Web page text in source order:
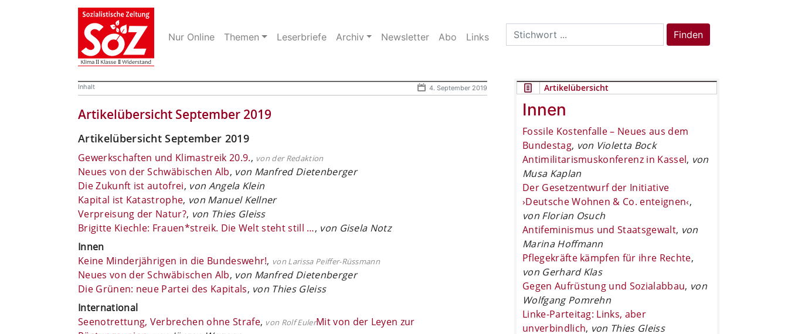
Nur Online Themen Leserbriefe Archiv Newsletter Abo Links
Search
for:
Finden
Inhalt 4. September 2019
Artikelübersicht September 2019
Artikelübersicht September 2019
Gewerkschaften und Klimastreik 20.9., von der Redaktion
Neues von der Schwäbischen Alb, von Manfred Dietenberger
Die Zukunft ist autofrei, von Angela Klein
Kapital ist Katastrophe, von Manuel Kellner
Verpreisung der Natur?, von Thies Gleiss
Brigitte Kiechle: Frauen*streik. Die Welt steht still …, von Gisela Notz
Innen
Keine Minderjährigen in die Bundeswehr!, von Larissa Peiffer-Rüssmann
Neues von der Schwäbischen Alb, von Manfred Dietenberger
Die Grünen: neue Partei des Kapitals, von Thies Gleiss
International
Seenotrettung, Verbrechen ohne Strafe, von Rolf EulerMit von der Leyen zur
Artikelübersicht
Innen
Fossile Kostenfalle – Neues aus dem
Bundestag, von Violetta Bock
Antimilitarismuskonferenz in Kassel, von
Musa Kaplan
Der Gesetzentwurf der Initiative
›Deutsche Wohnen & Co. enteignen‹,
von Florian Osuch
Antifeminismus und Staatsgewalt, von
Marina Hoffmann
Pflegekräfte kämpfen für ihre Rechte,
von Gerhard Klas
Gegen Aufrüstung und Sozialabbau, von
Wolfgang Pomrehn
Linke-Parteitag: Links, aber
unverbindlich, von Thies Gleiss